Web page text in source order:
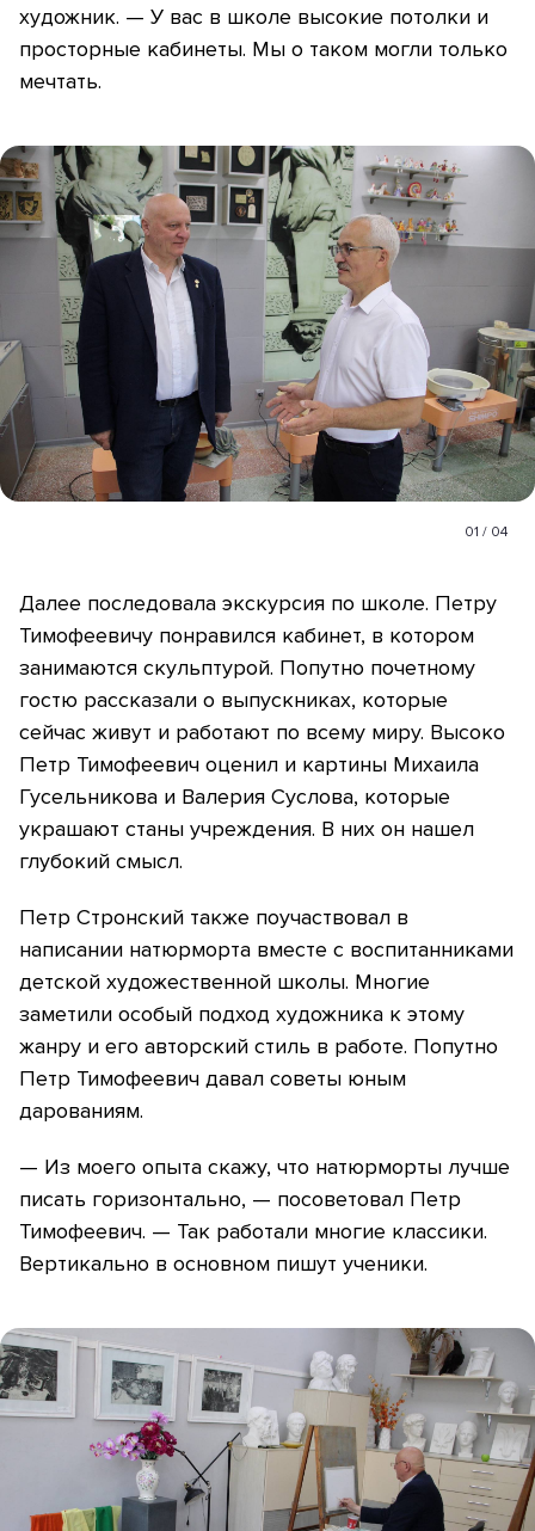
художник. — У вас в школе высокие потолки и
просторные кабинеты. Мы о таком могли только
мечтать.
01 / 04
Далее последовала экскурсия по школе. Петру
Тимофеевичу понравился кабинет, в котором
занимаются скульптурой. Попутно почетному
гостю рассказали о выпускниках, которые
сейчас живут и работают по всему миру. Высоко
Петр Тимофеевич оценил и картины Михаила
Гусельникова и Валерия Суслова, которые
украшают станы учреждения. В них он нашел
глубокий смысл.
Петр Стронский также поучаствовал в
написании натюрморта вместе с воспитанниками
детской художественной школы. Многие
заметили особый подход художника к этому
жанру и его авторский стиль в работе. Попутно
Петр Тимофеевич давал советы юным
дарованиям.
— Из моего опыта скажу, что натюрморты лучше
писать горизонтально, — посоветовал Петр
Тимофеевич. — Так работали многие классики.
Вертикально в основном пишут ученики.